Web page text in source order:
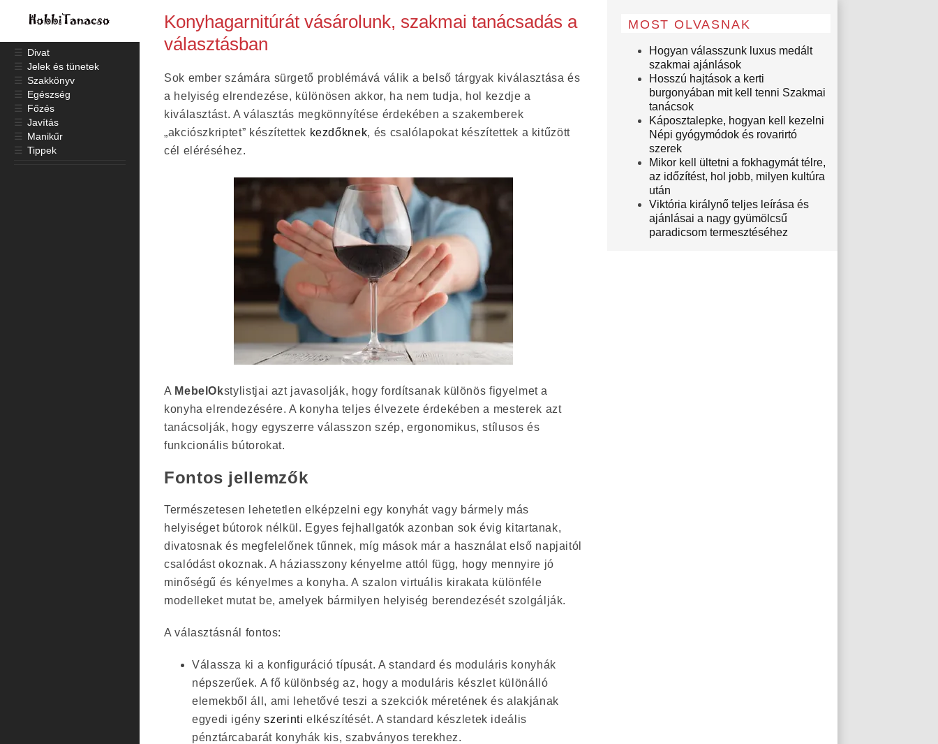
Konyhagarnitúrát vásárolunk, szakmai tanácsadás a
választásban
Sok ember számára sürgető problémává válik a belső tárgyak kiválasztása és
a helyiség elrendezése, különösen akkor, ha nem tudja, hol kezdje a
kiválasztást. A választás megkönnyítése érdekében a szakemberek
„akciószkriptet” készítettek kezdőknek, és csalólapokat készítettek a kitűzött
cél eléréséhez.
A MebelOkstylistjai azt javasolják, hogy fordítsanak különös figyelmet a
konyha elrendezésére. A konyha teljes élvezete érdekében a mesterek azt
tanácsolják, hogy egyszerre válasszon szép, ergonomikus, stílusos és
funkcionális bútorokat.
Fontos jellemzők
Természetesen lehetetlen elképzelni egy konyhát vagy bármely más
helyiséget bútorok nélkül. Egyes fejhallgatók azonban sok évig kitartanak,
divatosnak és megfelelőnek tűnnek, míg mások már a használat első napjaitól
csalódást okoznak. A háziasszony kényelme attól függ, hogy mennyire jó
minőségű és kényelmes a konyha. A szalon virtuális kirakata különféle
modelleket mutat be, amelyek bármilyen helyiség berendezését szolgálják.
A választásnál fontos:
Válassza ki a konfiguráció típusát. A standard és moduláris konyhák
népszerűek. A fő különbség az, hogy a moduláris készlet különálló
elemekből áll, ami lehetővé teszi a szekciók méretének és alakjának
egyedi igényszerinti elkészítését. A standard készletek ideális
pénztárcabarát konyhák kis, szabványos terekhez.
MOST OLVASNAK
Hogyan válasszunk luxus medált
szakmai ajánlások
Hosszú hajtások a kerti
burgonyában mit kell tenni Szakmai
tanácsok
Káposztalepke, hogyan kell kezelni
Népi gyógymódok és rovarirtó
szerek
Mikor kell ültetni a fokhagymát télre,
az időzítést, hol jobb, milyen kultúra
után
Viktória királynő teljes leírása és
ajánlásai a nagy gyümölcsű
paradicsom termesztéséhez
☰ Divat
☰ Jelek és tünetek
☰ Szakkönyv
☰ Egészség
☰ Főzés
☰ Javítás
☰ Manikűr
☰ Tippek